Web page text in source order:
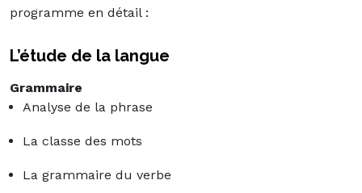
programme en détail :
L’étude de la langue
Grammaire
Analyse de la phrase
La classe des mots
La grammaire du verbe